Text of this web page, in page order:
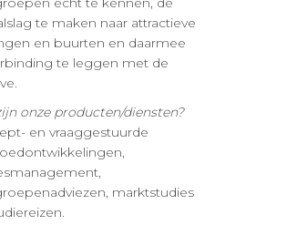
te maken naar attractieve
en buurten en daarmee
te leggen met de
onze producten/diensten?
en vraaggestuurde
marktstudies